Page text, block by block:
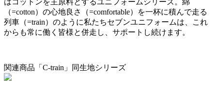
（=cotton）の心地良さ（=comfortable）を一杯に積んで走る
列車（=train）のように私たちセブンユニフォームは、これ
からも常に働く皆様と併走し、サポートし続けます。
関連商品「C-train」同生地シリーズ